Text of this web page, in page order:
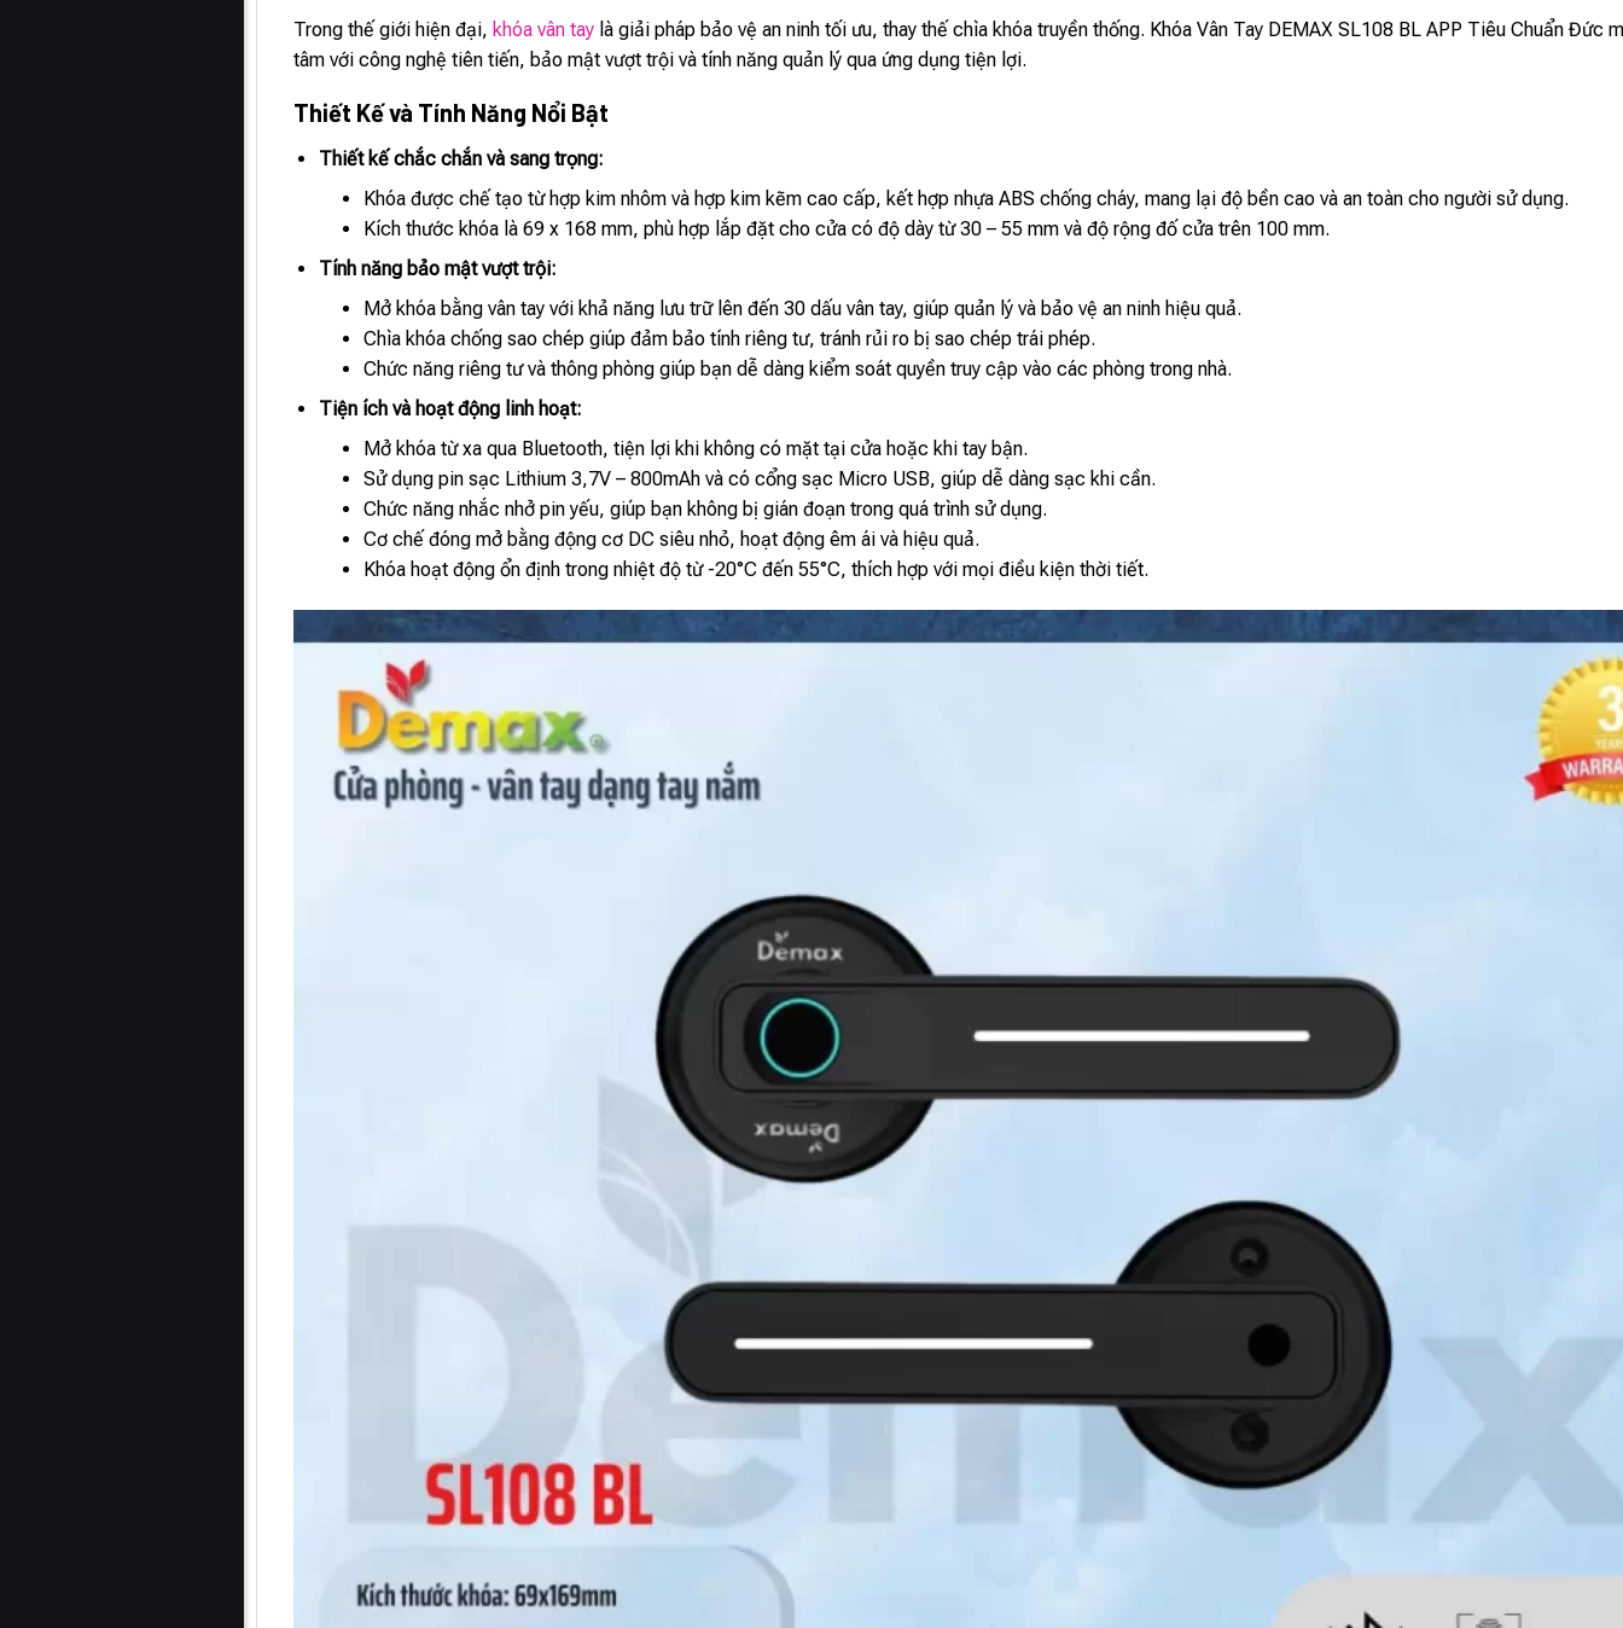
Trong thế giới hiện đại, khóa vân tay là giải pháp bảo vệ an ninh tối ưu, thay thế chìa khóa truyền thống. Khóa Vân Tay DEMAX SL108 BL APP Tiêu Chuẩn Đức
tâm với công nghệ tiên tiến, bảo mật vượt trội và tính năng quản lý qua ứng dụng tiện lợi.
Thiết Kế và Tính Năng Nổi Bật
Thiết kế chắc chắn và sang trọng:
Khóa được chế tạo từ hợp kim nhôm và hợp kim kẽm cao cấp, kết hợp nhựa ABS chống cháy, mang lại độ bền cao và an toàn cho người sử dụng.
Kích thước khóa là 69 x 168 mm, phù hợp lắp đặt cho cửa có độ dày từ 30 – 55 mm và độ rộng đố cửa trên 100 mm.
Tính năng bảo mật vượt trội:
Mở khóa bằng vân tay với khả năng lưu trữ lên đến 30 dấu vân tay, giúp quản lý và bảo vệ an ninh hiệu quả.
Chìa khóa chống sao chép giúp đảm bảo tính riêng tư, tránh rủi ro bị sao chép trái phép.
Chức năng riêng tư và thông phòng giúp bạn dễ dàng kiểm soát quyền truy cập vào các phòng trong nhà.
Tiện ích và hoạt động linh hoạt:
Mở khóa từ xa qua Bluetooth, tiện lợi khi không có mặt tại cửa hoặc khi tay bận.
Sử dụng pin sạc Lithium 3,7V – 800mAh và có cổng sạc Micro USB, giúp dễ dàng sạc khi cần.
Chức năng nhắc nhở pin yếu, giúp bạn không bị gián đoạn trong quá trình sử dụng.
Cơ chế đóng mở bằng động cơ DC siêu nhỏ, hoạt động êm ái và hiệu quả.
Khóa hoạt động ổn định trong nhiệt độ từ -20°C đến 55°C, thích hợp với mọi điều kiện thời tiết.